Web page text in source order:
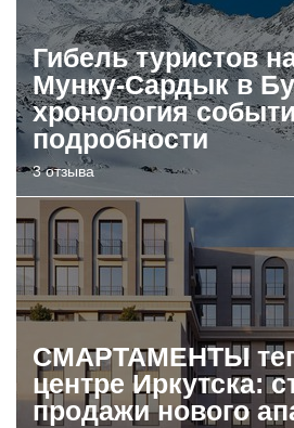
Гибель туристов
Мунку-Сардык в
хронология
подробности
3 отзыва
СМАРТАМЕНТЫ
центре Иркутска:
продажи нового